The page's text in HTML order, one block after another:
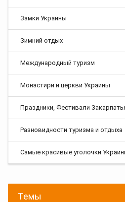
Замки Украины
Зимний отдых
Международный туризм
Монастири и церкви Украины
Праздники, Фестивали
Разновидности туризма и отдыха
Самые красивые уголочки
Темы